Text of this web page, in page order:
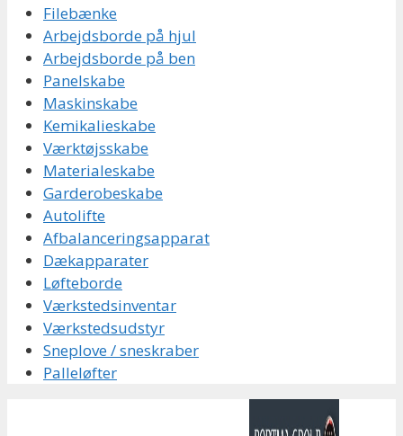
Filebænke
Arbejdsborde på hjul
Arbejdsborde på ben
Panelskabe
Maskinskabe
Kemikalieskabe
Værktøjsskabe
Materialeskabe
Garderobeskabe
Autolifte
Afbalanceringsapparat
Dækapparater
Løfteborde
Værkstedsinventar
Værkstedsudstyr
Sneplove / sneskraber
Palleløfter